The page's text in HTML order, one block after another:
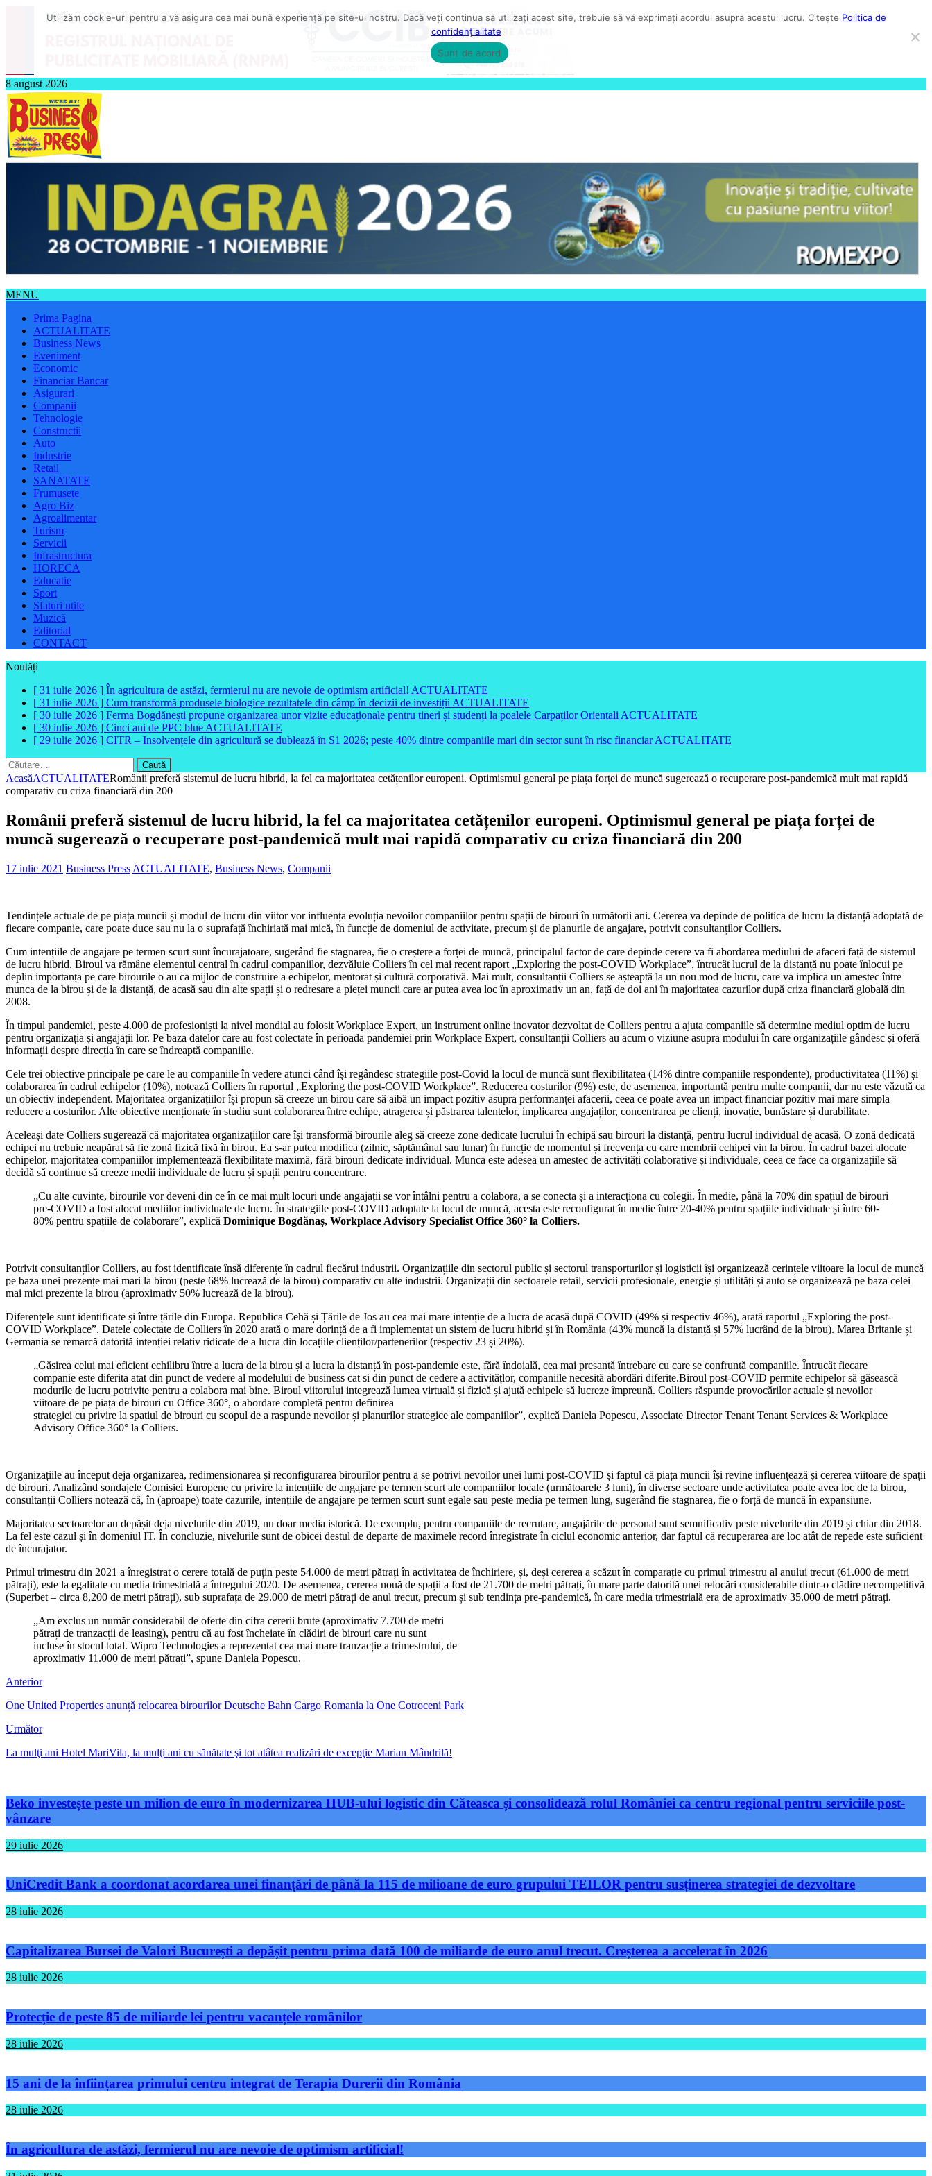
8 august 2026
MENU
Prima Pagina
ACTUALITATE
Business News
Eveniment
Economic
Financiar Bancar
Asigurari
Companii
Tehnologie
Constructii
Auto
Industrie
Retail
SANATATE
Frumusete
Agro Biz
Agroalimentar
Turism
Servicii
Infrastructura
HORECA
Educatie
Sport
Sfaturi utile
Muzică
Editorial
CONTACT
Noutăți
[ 31 iulie 2026 ] În agricultura de astăzi, fermierul nu are nevoie de optimism artificial! ACTUALITATE
[ 31 iulie 2026 ] Cum transformă produsele biologice rezultatele din câmp în decizii de investiții ACTUALITATE
[ 30 iulie 2026 ] Ferma Bogdănești propune organizarea unor vizite educaționale pentru tineri și studenți la poalele Carpaților Orientali ACTUALITATE
[ 30 iulie 2026 ] Cinci ani de PPC blue ACTUALITATE
[ 29 iulie 2026 ] CITR – Insolvențele din agricultură se dublează în S1 2026; peste 40% dintre companiile mari din sector sunt în risc financiarACTUALITATE
Caută
după:
AcasăACTUALITATERomânii preferă sistemul de lucru hibrid, la fel ca majoritatea cetățenilor europeni. Optimismul general pe piața forței de muncă sugerează o recuperare post-pandemică mult mai rapidă
comparativ cu criza financiară din 200
Românii preferă sistemul de lucru hibrid, la fel ca majoritatea cetățenilor europeni. Optimismul general pe piața forței de
muncă sugerează o recuperare post-pandemică mult mai rapidă comparativ cu criza financiară din 200
17 iulie 2021 Business Press ACTUALITATE, Business News, Companii
Tendințele actuale de pe piața muncii și modul de lucru din viitor vor influența evoluția nevoilor companiilor pentru spații de birouri în următorii ani. Cererea va depinde de politica de lucru la distanță adoptată de
fiecare companie, care poate duce sau nu la o suprafață închiriată mai mică, în funcție de domeniul de activitate, precum și de planurile de angajare, potrivit consultanților Colliers.
Cum intențiile de angajare pe termen scurt sunt încurajatoare, sugerând fie stagnarea, fie o creștere a forței de muncă, principalul factor de care depinde cerere va fi abordarea mediului de afaceri față de sistemul
de lucru hibrid. Biroul va rămâne elementul central în cadrul companiilor, dezvăluie Colliers în cel mai recent raport „Exploring the post-COVID Workplace”, întrucât lucrul de la distanță nu poate înlocui pe
deplin importanța pe care birourile o au ca mijloc de construire a echipelor, mentorat și cultură corporativă. Mai mult, consultanții Colliers se așteaptă la un nou mod de lucru, care va implica un amestec între
munca de la birou și de la distanță, de acasă sau din alte spații și o redresare a pieței muncii care ar putea avea loc în aproximativ un an, față de doi ani în majoritatea cazurilor după criza financiară globală din
2008.
În timpul pandemiei, peste 4.000 de profesioniști la nivel mondial au folosit Workplace Expert, un instrument online inovator dezvoltat de Colliers pentru a ajuta companiile să determine mediul optim de lucru
pentru organizația și angajații lor. Pe baza datelor care au fost colectate în perioada pandemiei prin Workplace Expert, consultanții Colliers au acum o viziune asupra modului în care organizațiile gândesc și oferă
informații despre direcția în care se îndreaptă companiile.
Cele trei obiective principale pe care le au companiile în vedere atunci când își regândesc strategiile post-Covid la locul de muncă sunt flexibilitatea (14% dintre companiile respondente), productivitatea (11%) și
colaborarea în cadrul echipelor (10%), notează Colliers în raportul „Exploring the post-COVID Workplace”. Reducerea costurilor (9%) este, de asemenea, importantă pentru multe companii, dar nu este văzută ca
un obiectiv independent. Majoritatea organizațiilor își propun să creeze un birou care să aibă un impact pozitiv asupra performanței afacerii, ceea ce poate avea un impact financiar pozitiv mai mare simpla
reducere a costurilor. Alte obiective menționate în studiu sunt colaborarea între echipe, atragerea și păstrarea talentelor, implicarea angajaților, concentrarea pe clienți, inovație, bunăstare și durabilitate.
Aceleași date Colliers sugerează că majoritatea organizațiilor care își transformă birourile aleg să creeze zone dedicate lucrului în echipă sau birouri la distanță, pentru lucrul individual de acasă. O zonă dedicată
echipei nu trebuie neapărat să fie zonă fizică fixă în birou. Ea s-ar putea modifica (zilnic, săptămânal sau lunar) în funcție de momentul și frecvența cu care membrii echipei vin la birou. În cadrul bazei alocate
echipelor, majoritatea companiilor implementează flexibilitate maximă, fără birouri dedicate individual. Munca este adesea un amestec de activități colaborative și individuale, ceea ce face ca organizațiile să
decidă să continue să creeze medii individuale de lucru și spații pentru concentrare.
„Cu alte cuvinte, birourile vor deveni din ce în ce mai mult locuri unde angajații se vor întâlni pentru a colabora, a se conecta și a interacționa cu colegii. În medie, până la 70% din spațiul de birouri
pre-COVID a fost alocat mediilor individuale de lucru. În strategiile post-COVID adoptate la locul de muncă, acesta este reconfigurat în medie între 20-40% pentru spațiile individuale și între 60-
80% pentru spațiile de colaborare”, explică Dominique Bogdănaș, Workplace Advisory Specialist Office 360° la Colliers.
Potrivit consultanților Colliers, au fost identificate însă diferențe în cadrul fiecărui industrii. Organizațiile din sectorul public și sectorul transporturilor și logisticii își organizează cerințele viitoare la locul de muncă
pe baza unei prezențe mai mari la birou (peste 68% lucrează de la birou) comparativ cu alte industrii. Organizații din sectoarele retail, servicii profesionale, energie și utilități și auto se organizează pe baza celei
mai mici prezente la birou (aproximativ 50% lucrează de la birou).
Diferențele sunt identificate și între țările din Europa. Republica Cehă și Țările de Jos au cea mai mare intenție de a lucra de acasă după COVID (49% și respectiv 46%), arată raportul „Exploring the post-
COVID Workplace”. Datele colectate de Colliers în 2020 arată o mare dorință de a fi implementat un sistem de lucru hibrid și în România (43% muncă la distanță și 57% lucrând de la birou). Marea Britanie și
Germania se remarcă datorită intenției relativ ridicate de a lucra din locațiile clienților/partenerilor (respectiv 23 și 20%).
„Găsirea celui mai eficient echilibru între a lucra de la birou și a lucra la distanță în post-pandemie este, fără îndoială, cea mai presantă întrebare cu care se confruntă companiile. Întrucât fiecare
companie este diferita atat din punct de vedere al modelului de business cat si din punct de cedere a activitățlor, companiile necesită abordări diferite.Biroul post-COVID permite echipelor să găsească
modurile de lucru potrivite pentru a colabora mai bine. Biroul viitorului integrează lumea virtuală și fizică și ajută echipele să lucreze împreună. Colliers răspunde provocărilor actuale și nevoilor
viitoare de pe piața de birouri cu Office 360°, o abordare completă pentru definirea
strategiei cu privire la spatiul de birouri cu scopul de a raspunde nevoilor și planurilor strategice ale companiilor”, explică Daniela Popescu, Associate Director Tenant Tenant Services & Workplace
Advisory Office 360° la Colliers.
Organizațiile au început deja organizarea, redimensionarea și reconfigurarea birourilor pentru a se potrivi nevoilor unei lumi post-COVID și faptul că piața muncii își revine influențează și cererea viitoare de spații
de birouri. Analizând sondajele Comisiei Europene cu privire la intențiile de angajare pe termen scurt ale companiilor locale (următoarele 3 luni), în diverse sectoare unde activitatea poate avea loc de la birou,
consultanții Colliers notează că, în (aproape) toate cazurile, intențiile de angajare pe termen scurt sunt egale sau peste media pe termen lung, sugerând fie stagnarea, fie o forță de muncă în expansiune.
Majoritatea sectoarelor au depășit deja nivelurile din 2019, nu doar media istorică. De exemplu, pentru companiile de recrutare, angajările de personal sunt semnificativ peste nivelurile din 2019 și chiar din 2018.
La fel este cazul și în domeniul IT. În concluzie, nivelurile sunt de obicei destul de departe de maximele record înregistrate în ciclul economic anterior, dar faptul că recuperarea are loc atât de repede este suficient
de încurajator.
Primul trimestru din 2021 a înregistrat o cerere totală de puțin peste 54.000 de metri pătrați în activitatea de închiriere, și, deși cererea a scăzut în comparație cu primul trimestru al anului trecut (61.000 de metri
pătrați), este la egalitate cu media trimestrială a întregului 2020. De asemenea, cererea nouă de spații a fost de 21.700 de metri pătrați, în mare parte datorită unei relocări considerabile dintr-o clădire necompetitivă
(Superbet – circa 8,200 de metri pătrați), sub suprafața de 29.000 de metri pătrați de anul trecut, precum și sub tendința pre-pandemică, în care media trimestrială era de aproximativ 35.000 de metri pătrați.
„Am exclus un număr considerabil de oferte din cifra cererii brute (aproximativ 7.700 de metri
pătrați de tranzacții de leasing), pentru că au fost încheiate în clădiri de birouri care nu sunt
incluse în stocul total. Wipro Technologies a reprezentat cea mai mare tranzacție a trimestrului, de
aproximativ 11.000 de metri pătrați”, spune Daniela Popescu.
Anterior
One United Properties anunță relocarea birourilor Deutsche Bahn Cargo Romania la One Cotroceni Park
Următor
La mulţi ani Hotel MariVila, la mulţi ani cu sănătate şi tot atâtea realizări de excepţie Marian Mândrilă!
Beko investește peste un milion de euro în modernizarea HUB-ului logistic din Căteasca și consolidează rolul României ca centru regional pentru serviciile post-
vânzare
29 iulie 2026
UniCredit Bank a coordonat acordarea unei finanțări de până la 115 de milioane de euro grupului TEILOR pentru susținerea strategiei de dezvoltare
28 iulie 2026
Capitalizarea Bursei de Valori București a depășit pentru prima dată 100 de miliarde de euro anul trecut. Creșterea a accelerat în 2026
28 iulie 2026
Protecție de peste 85 de miliarde lei pentru vacanțele românilor
28 iulie 2026
15 ani de la înființarea primului centru integrat de Terapia Durerii din România
28 iulie 2026
În agricultura de astăzi, fermierul nu are nevoie de optimism artificial!
Utilizăm cookie-uri pentru a vă asigura cea mai bună experiență pe site-ul nostru. Dacă veți continua să utilizați acest site, trebuie să vă exprimați acordul asupra acestui lucru. Citește Politica de
confidențialitate
Sunt de acord